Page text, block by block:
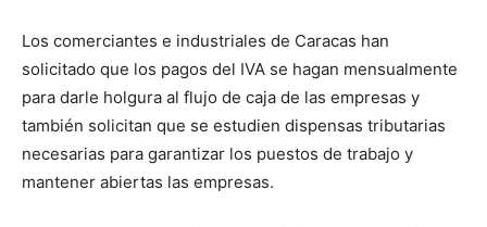
Los comerciantes e industriales de Caracas han
solicitado que los pagos del IVA se hagan mensualmente
para darle holgura al flujo de caja de las empresas y
también solicitan que se estudien dispensas tributarias
necesarias para garantizar los puestos de trabajo y
mantener abiertas las empresas.